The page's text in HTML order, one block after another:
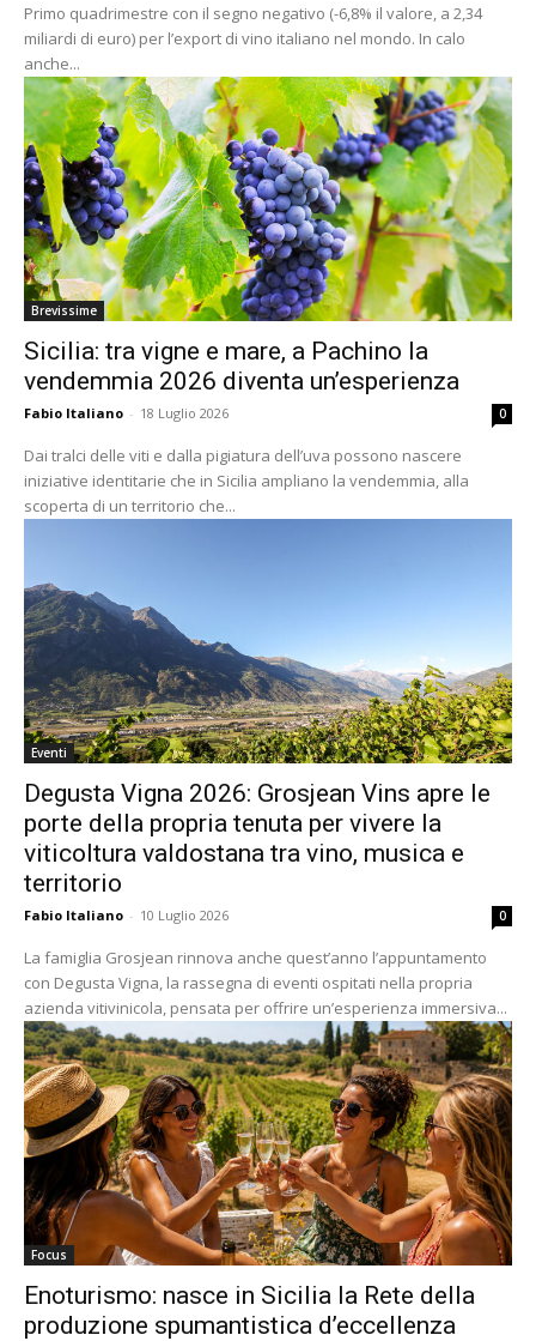
Primo quadrimestre con il segno negativo (-6,8% il valore, a 2,34
miliardi di euro) per l’export di vino italiano nel mondo. In calo
anche...
Brevissime
Sicilia: tra vigne e mare, a Pachino la
vendemmia 2026 diventa un’esperienza
Fabio Italiano - 18 Luglio 2026 0
Dai tralci delle viti e dalla pigiatura dell’uva possono nascere
iniziative identitarie che in Sicilia ampliano la vendemmia, alla
scoperta di un territorio che...
Eventi
Degusta Vigna 2026: Grosjean Vins apre le
porte della propria tenuta per vivere la
viticoltura valdostana tra vino, musica e
territorio
Fabio Italiano - 10 Luglio 2026 0
La famiglia Grosjean rinnova anche quest’anno l’appuntamento
con Degusta Vigna, la rassegna di eventi ospitati nella propria
azienda vitivinicola, pensata per offrire un’esperienza immersiva...
Focus
Enoturismo: nasce in Sicilia la Rete della
produzione spumantistica d’eccellenza